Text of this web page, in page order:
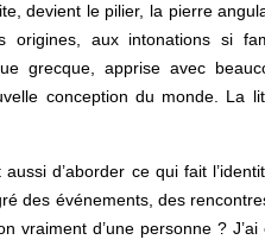
devient le pilier, la pierre
origines, aux intonations si
grecque, apprise avec
conception du monde. La
d’aborder ce qui fait
des événements, des
vraiment d’une personne ?